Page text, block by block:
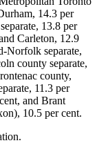
14.3 per
13.8 per
Carleton, 12.9
Norfolk separate,
county separate,
county,
11.3 per
and Brant
10.5 per cent.